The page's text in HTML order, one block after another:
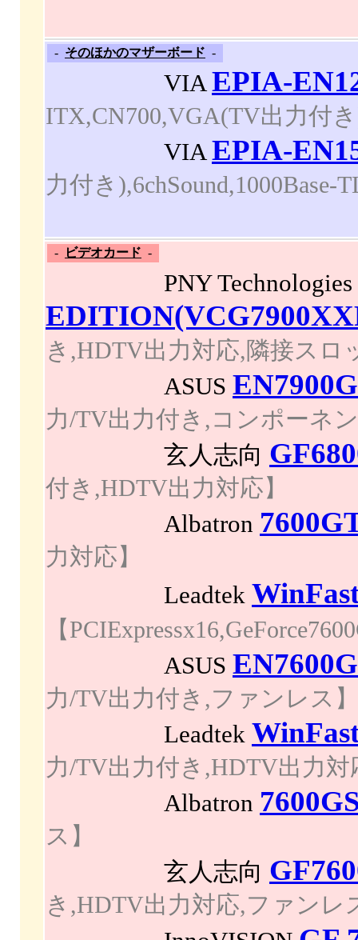
- そのほかのマザーボード -
VIAEPIA-
ITX,CN700,VGA(TV出力付
VIAEPIA-
力付き
- ビデオカード -
PNY Technologies
き,HDTV出力対応,隣接スロ
ASUS
力/TV出力付き,コンポーネ
玄人志向
付き,HDTV出力対応】
Albatron
力対応】
Leadtek
【
ASUS
力/TV出力付き,ファンレス】
Leadtek
力/TV出力付き,HDTV出力
Albatron
ス】
玄人志向
き,HDTV出力対応,ファンレ